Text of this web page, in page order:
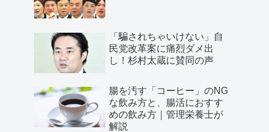
「騙されちゃいけない」自
民党改革案に痛烈ダメ出
し！杉村太蔵に賛同の声
腸を汚す「コーヒー」のNG
な飲み方と、腸活におすす
めの飲み方｜管理栄養士が
解説